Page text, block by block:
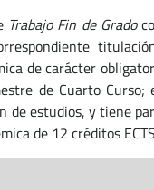
Trabajo Fin de Grado
de carácter
de Cuarto
de estudios, y tiene
de 12 créditos